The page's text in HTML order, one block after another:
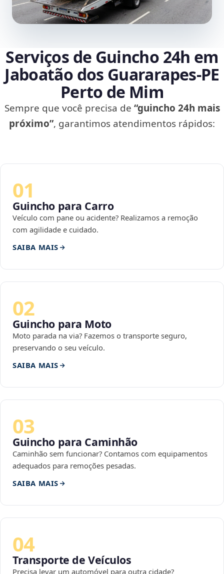
Serviços de Guincho 24h em
Jaboatão dos Guararapes‑PE
Perto de Mim
Sempre que você precisa de “guincho 24h mais
próximo”, garantimos atendimentos rápidos:
01
Guincho para Carro
Veículo com pane ou acidente? Realizamos a remoção
com agilidade e cuidado.
SAIBA MAIS
02
Guincho para Moto
Moto parada na via? Fazemos o transporte seguro,
preservando o seu veículo.
SAIBA MAIS
03
Guincho para Caminhão
Caminhão sem funcionar? Contamos com equipamentos
adequados para remoções pesadas.
SAIBA MAIS
04
Transporte de Veículos
Precisa levar um automóvel para outra cidade?